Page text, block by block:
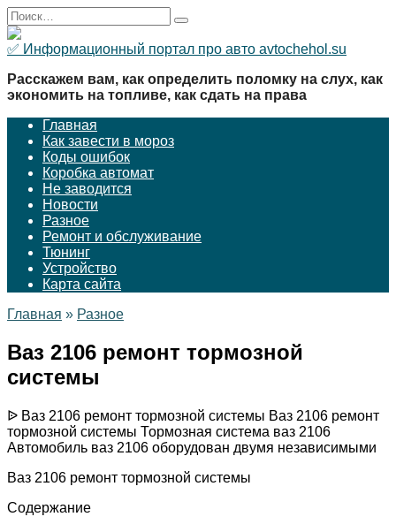
Перейти
к
содержанию
Search
for:
✅ Информационный портал про авто avtochehol.su
Расскажем вам, как определить поломку на слух, как
экономить на топливе, как сдать на права
Главная
Как завести в мороз
Коды ошибок
Коробка автомат
Не заводится
Новости
Разное
Ремонт и обслуживание
Тюнинг
Устройство
Карта сайта
Главная » Разное
Ваз 2106 ремонт тормозной
системы
ᐉ Ваз 2106 ремонт тормозной системы Ваз 2106 ремонт
тормозной системы Тормозная система ваз 2106
Автомобиль ваз 2106 оборудован двумя независимыми
Ваз 2106 ремонт тормозной системы
Содержание